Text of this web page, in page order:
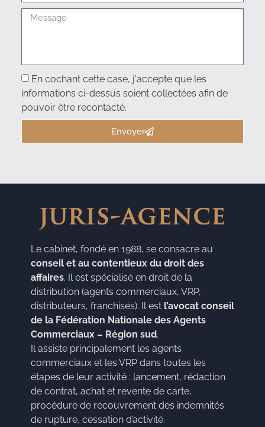
En cochant cette case, j'accepte que les
informations ci-dessus soient collectées afin de
pouvoir être recontacté.
Envoyer
Le cabinet, fondé en 1988, se consacre au
conseil et au contentieux du droit des
affaires. Il est spécialisé en droit de la
distribution (agents commerciaux, VRP,
distributeurs, franchisés). Il est l’avocat conseil
de la Fédération Nationale des Agents
Commerciaux – Région sud.
Il assiste principalement les agents
commerciaux et les VRP dans toutes les
étapes de leur activité : lancement, rédaction
de contrat, achat et revente de carte,
procédure de recouvrement des indemnités
de rupture, cessation d’activité.